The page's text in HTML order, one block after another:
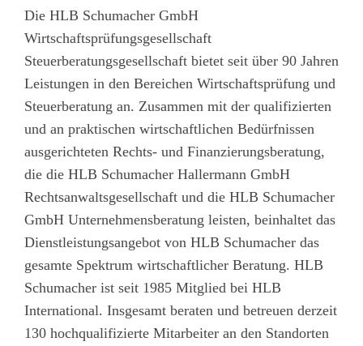
Die HLB Schumacher GmbH
Wirtschaftsprüfungsgesellschaft
Steuerberatungsgesellschaft bietet seit über 90 Jahren
Leistungen in den Bereichen Wirtschaftsprüfung und
Steuerberatung an. Zusammen mit der qualifizierten
und an praktischen wirtschaftlichen Bedürfnissen
ausgerichteten Rechts- und Finanzierungsberatung,
die die HLB Schumacher Hallermann GmbH
Rechtsanwaltsgesellschaft und die HLB Schumacher
GmbH Unternehmensberatung leisten, beinhaltet das
Dienstleistungsangebot von HLB Schumacher das
gesamte Spektrum wirtschaftlicher Beratung. HLB
Schumacher ist seit 1985 Mitglied bei HLB
International. Insgesamt beraten und betreuen derzeit
130 hochqualifizierte Mitarbeiter an den Standorten